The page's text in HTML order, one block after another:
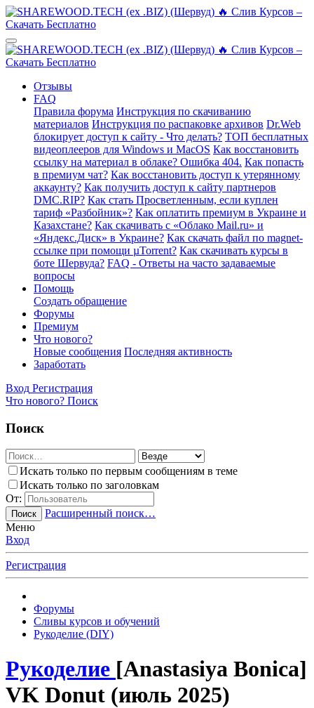
Отзывы
FAQ
Правила форума Инструкция по скачиванию
материалов Инструкция по распаковке архивов Dr.Web
блокирует доступ к сайту - Что делать? ТОП бесплатных
видеоплееров для Windows и MacOS Как восстановить
ссылку на материал в облаке? Ошибка 404. Как попасть
в премиум чат? Как восстановить доступ к утерянному
аккаунту? Как получить доступ к сайту партнеров
DMC.RIP? Как стать Просветленным, если куплен
тариф «Разбойник»? Как оплатить премиум в Украине и
Казахстане? Как скачивать с «Облако Mail.ru» и
«Яндекс.Диск» в Украине? Как скачать файл по magnet-
ссылке при помощи µTorrent? Как скачивать курсы в
боте Шервуда? FAQ - Ответы на часто задаваемые
вопросы
Помощь
Создать обращение
Форумы
Премиум
Что нового?
Новые сообщения Последняя активность
Заработать
Вход Регистрация
Что нового? Поиск
Поиск
Искать только по первым сообщениям в теме
Искать только по заголовкам
От:
Поиск
Расширенный поиск…
Меню
Вход
Регистрация
Форумы
Сливы курсов и обучений
Рукоделие (DIY)
Рукоделие [Anastasiya Bonica]
VK Donut (июль 2025)